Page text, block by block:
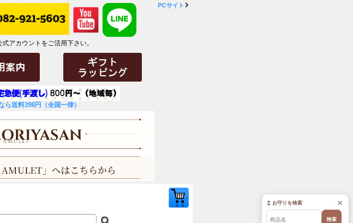
アカウントをご活用下さい。
送料398円（全国一律）
PCサイト
×
↕ お守りを検索
検索